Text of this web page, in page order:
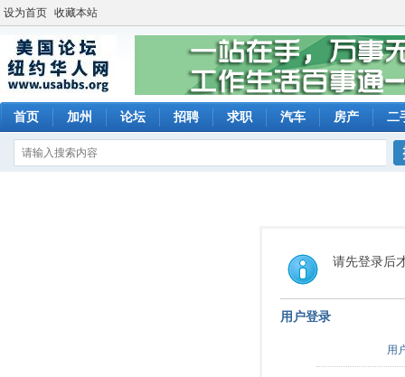
设为首页 收藏本站
首页 加州 论坛 招聘 求职 汽车 房产 二
请先登录后
用户登录
用